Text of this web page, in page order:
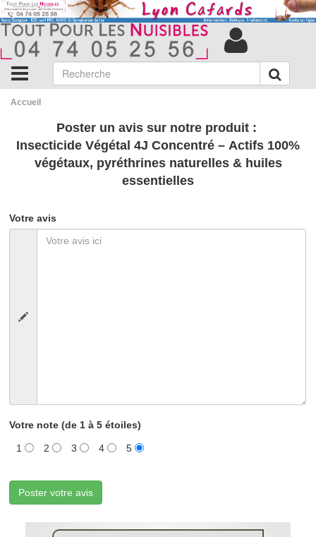
Accueil
Poster un avis sur notre produit :
Insecticide Végétal 4J Concentré – Actifs 100%
végétaux, pyréthrines naturelles & huiles
essentielles
Votre avis
Votre note (de 1 à 5 étoiles)
1 2 3 4 5
Poster votre avis